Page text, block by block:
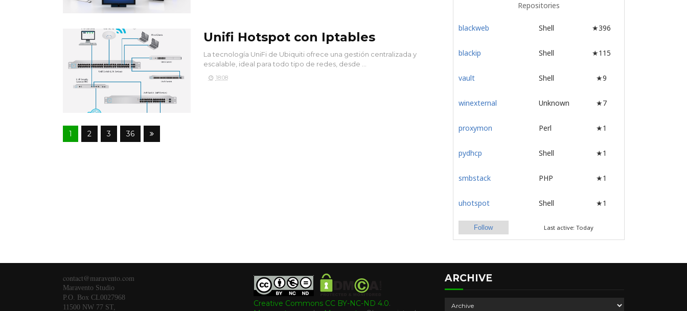
Unifi Hotspot con Iptables
La tecnología UniFi de Ubiquiti ofrece una gestión centralizada y
escalable, ideal para todo tipo de redes, desde ...
18:08
1 2 3 36
Repositories
blackweb Shell ★396
blackip Shell ★115
vault Shell ★9
winexternal Unknown ★7
proxymon Perl ★1
pydhcp Shell ★1
smbstack PHP ★1
uhotspot Shell ★1
Follow Last active: Today
contact@maravento.com
Maravento Studio
P.O. Box CL0027968
11500 NW 77 ST,
Creative Commons CC BY-NC-ND 4.0.
ARCHIVE